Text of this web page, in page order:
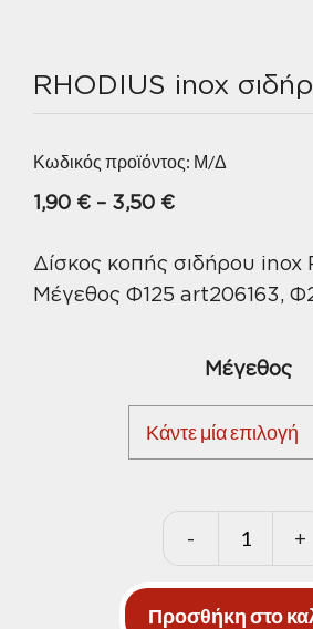
RHODIUS inox
Κωδικός προϊόντος: Μ/Δ
1,90 € – 3,50 €Price
1,90 €
through
Δίσκος κοπής σιδήρου inox
Μέγεθος Φ125 art206163,
Μέγεθος
-
inox
+
Προσθήκη στο